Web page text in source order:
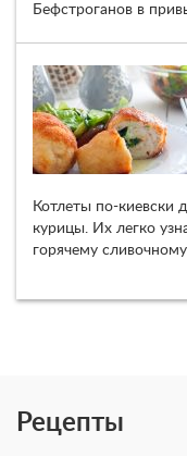
Бефстроганов в
Котлеты по-киевски
курицы. Их легко
горячему
Рецепты